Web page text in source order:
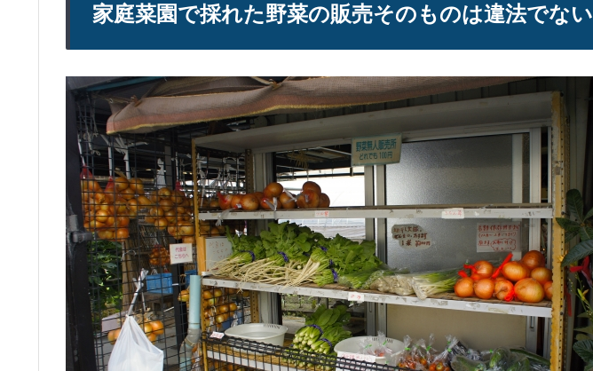
家庭菜園で採れた野菜の販売そのものは違法でない